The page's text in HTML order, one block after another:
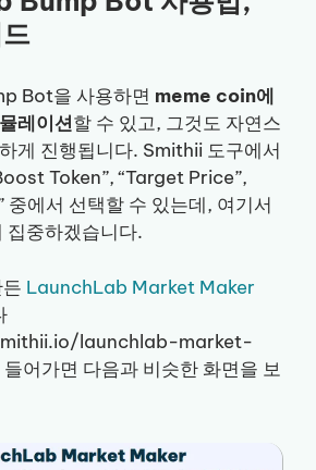
Bot을 사용하면 meme coin에
레이션할 수 있고, 그것도 자연스
게 진행됩니다. Smithii 도구에서
Token”, “Target Price”,
에서 선택할 수 있는데, 여기서
집중하겠습니다.
LaunchLab Market Maker
launchlab-market-
어가면 다음과 비슷한 화면을 보